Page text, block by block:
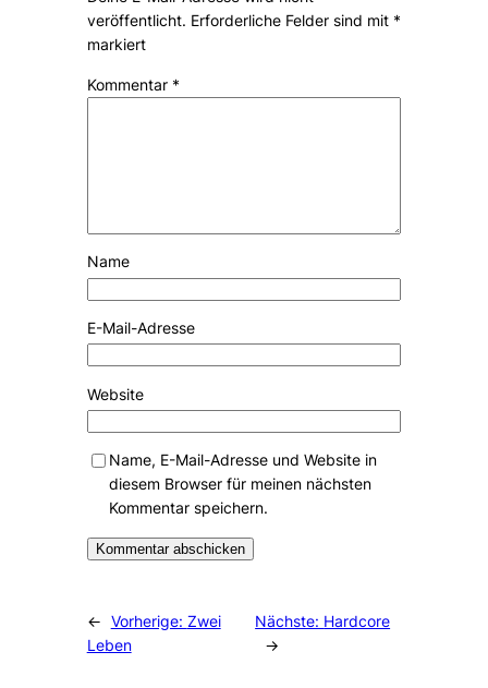
veröffentlicht. Erforderliche Felder sind mit *
markiert
Kommentar *
Name
E-Mail-Adresse
Website
Name, E-Mail-Adresse und Website in
diesem Browser für meinen nächsten
Kommentar speichern.
← Vorherige: Zwei
Leben
Nächste: Hardcore
→